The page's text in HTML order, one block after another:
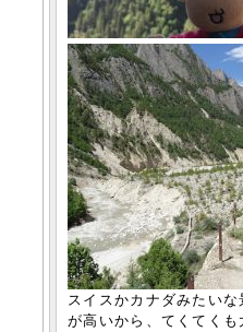
スイスかカナダみたい
が高いから、てくてく